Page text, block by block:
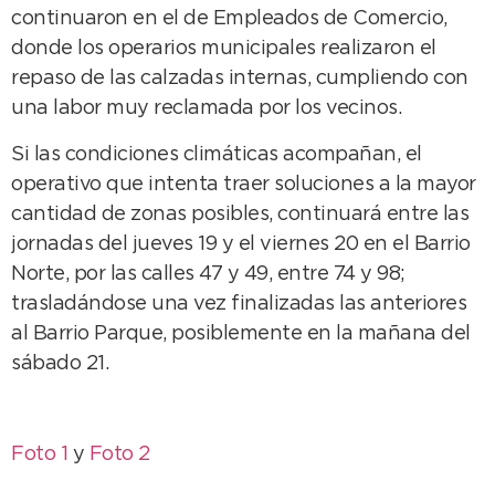
continuaron en el de Empleados de Comercio,
donde los operarios municipales realizaron el
repaso de las calzadas internas, cumpliendo con
una labor muy reclamada por los vecinos.
Si las condiciones climáticas acompañan, el
operativo que intenta traer soluciones a la mayor
cantidad de zonas posibles, continuará entre las
jornadas del jueves 19 y el viernes 20 en el Barrio
Norte, por las calles 47 y 49, entre 74 y 98;
trasladándose una vez finalizadas las anteriores
al Barrio Parque, posiblemente en la mañana del
sábado 21.
Foto 1 y Foto 2